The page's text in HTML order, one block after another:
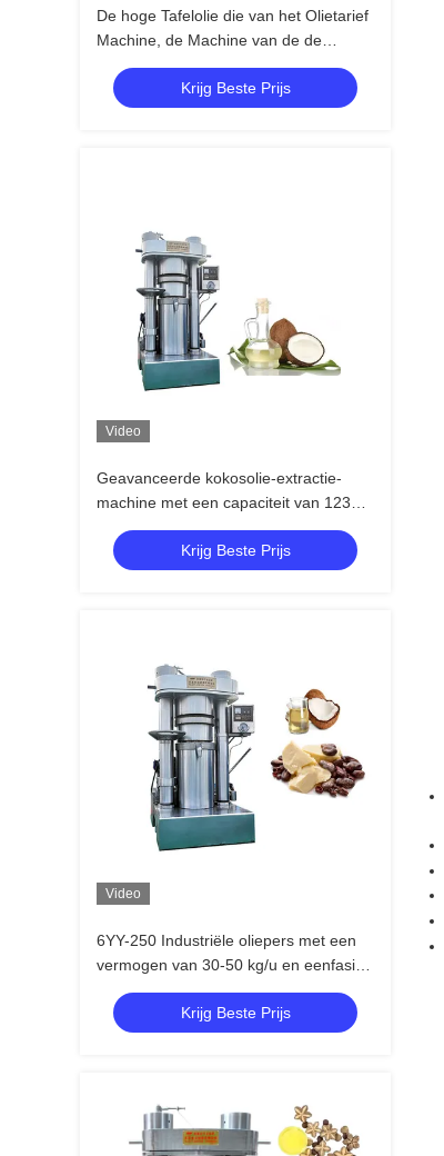
De hoge Tafelolie die van het Olietarief
Machine, de Machine van de de
Eetbare Olieextractie van 380V maken
Krijg Beste Prijs
Video
Geavanceerde kokosolie-extractie-
machine met een capaciteit van 1230
kg en een batchcapaciteit van 13
kg/batch
Krijg Beste Prijs
Video
6YY-250 Industriële oliepers met een
vermogen van 30-50 kg/u en eenfasige
/ driefasige spanning
Krijg Beste Prijs